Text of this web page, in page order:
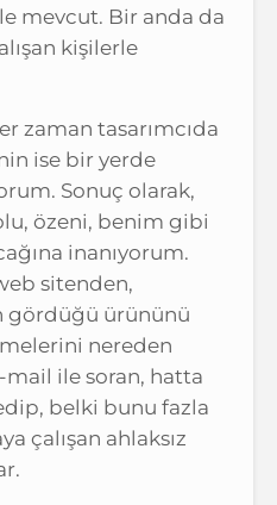
mevcut. Bir anda da
kişilerle
zaman tasarımcıda
ise bir yerde
Sonuç olarak,
özeni, benim gibi
inanıyorum.
sitenden,
gördüğü ürününü
nereden
mail ile soran, hatta
belki bunu fazla
çalışan ahlaksız